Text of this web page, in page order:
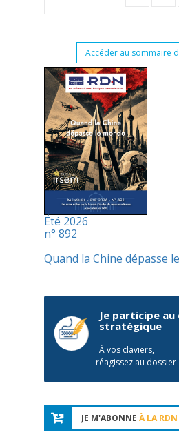
Accéder au sommaire
Été 2026
n° 892
Quand la Chine dépasse
Je participe
stratégique
À vos claviers,
réagissez au
JE M'ABONNE À LA RDN